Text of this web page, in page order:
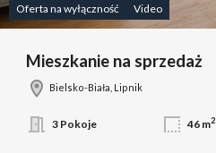
Oferta na wyłączność Video
Mieszkanie na sprzedaż
Bielsko-Biała, Lipnik
3 Pokoje 46 m2